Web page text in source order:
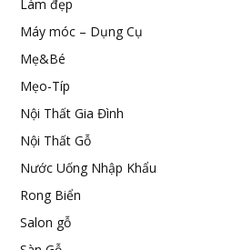
Làm đẹp
Máy móc – Dụng Cụ
Mẹ&Bé
Mẹo-Típ
Nội Thất Gia Đình
Nội Thất Gỗ
Nước Uống Nhập Khẩu
Rong Biển
Salon gỗ